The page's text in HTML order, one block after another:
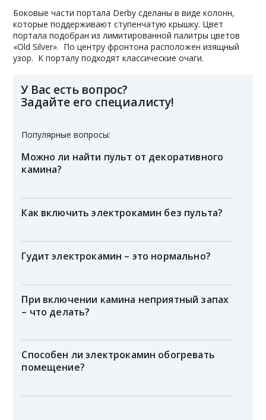
Боковые части портала Derby сделаны в виде колонн,
которые поддерживают ступенчатую крышку. Цвет
портала подобран из лимитированной палитры цветов
«Old Silver». По центру фронтона расположен изящный
узор. К порталу подходят классические очаги.
У Вас есть вопрос?
Задайте его специалисту!
Популярные вопросы:
Можно ли найти пульт от декоративного
камина?
Как включить электрокамин без пульта?
Гудит электрокамин – это нормально?
При включении камина неприятный запах
– что делать?
Способен ли электрокамин обогревать
помещение?